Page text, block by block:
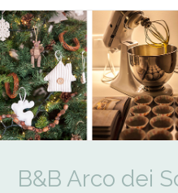
B&B Arco dei